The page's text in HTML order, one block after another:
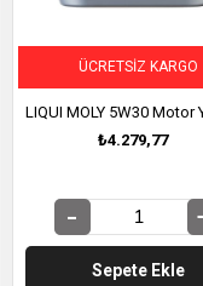
₺4.279,77
Sepete Ekle
ÜCRETSIZ KARGO